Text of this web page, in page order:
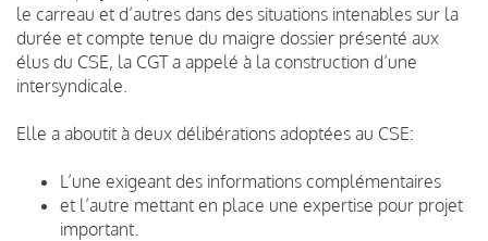
le carreau et d’autres dans des situations intenables sur la
durée et compte tenue du maigre dossier présenté aux
élus du CSE, la CGT a appelé à la construction d’une
intersyndicale.
Elle a aboutit à deux délibérations adoptées au CSE:
L’une exigeant des informations complémentaires
et l’autre mettant en place une expertise pour projet
important.